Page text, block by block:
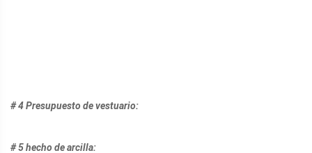
# 4 Presupuesto de vestuario:
# 5 hecho de arcilla: